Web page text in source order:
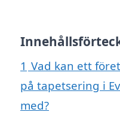
1 Vad kan ett
på tapetsering i
med?